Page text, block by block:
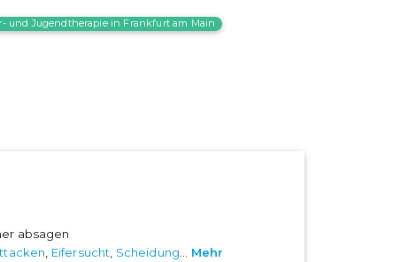
und Jugendtherapie in Frankfurt am Main
absagen
, Eifersucht, Scheidung... Mehr